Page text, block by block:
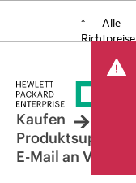
* Alle
kann
dem
Kaufen
Produktsupport
E-Mail an Vertrieb